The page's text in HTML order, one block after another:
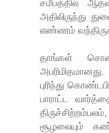
சமீபத்தில்
அதிலிருந்து
எண்ணம்
தாங்கள்
புரிந்து
பாராட்ட
சூழலையும்